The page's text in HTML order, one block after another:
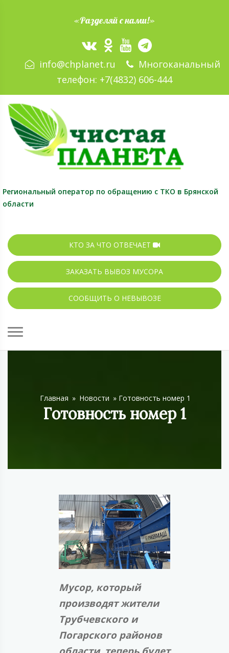
«Разделяй с нами!»
info@chplanet.ru
Многоканальный
телефон: +7(4832) 606-444
Региональный оператор по обращению с ТКО в Брянской
области
КТО ЗА ЧТО ОТВЕЧАЕТ
ЗАКАЗАТЬ ВЫВОЗ МУСОРА
СООБЩИТЬ О НЕВЫВОЗЕ
Главная » Новости » Готовность номер 1
Готовность номер 1
Мусор, который
производят жители
Трубчевского и
Погарского районов